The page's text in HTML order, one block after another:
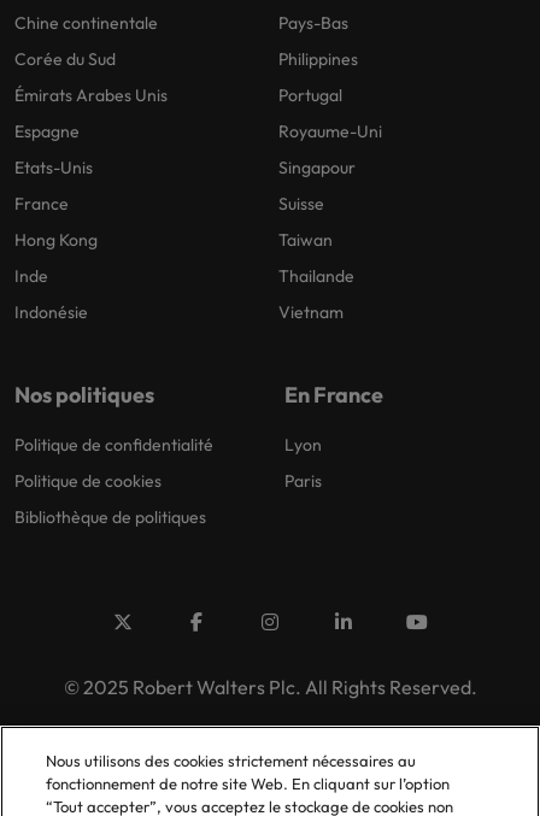
Chine continentale
Corée du Sud
Émirats Arabes Unis
Espagne
Etats-Unis
France
Hong Kong
Inde
Indonésie
Pays-Bas
Philippines
Portugal
Royaume-Uni
Singapour
Suisse
Taiwan
Thailande
Vietnam
Nos politiques
Politique de confidentialité
Politique de cookies
Bibliothèque de politiques
En France
Lyon
Paris
© 2025 Robert Walters Plc. All Rights Reserved.
Nous utilisons des cookies strictement nécessaires au
fonctionnement de notre site Web. En cliquant sur l’option
“Tout accepter”, vous acceptez le stockage de cookies non